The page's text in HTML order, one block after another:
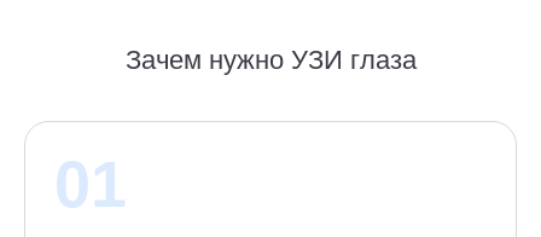
Зачем нужно УЗИ глаза
01